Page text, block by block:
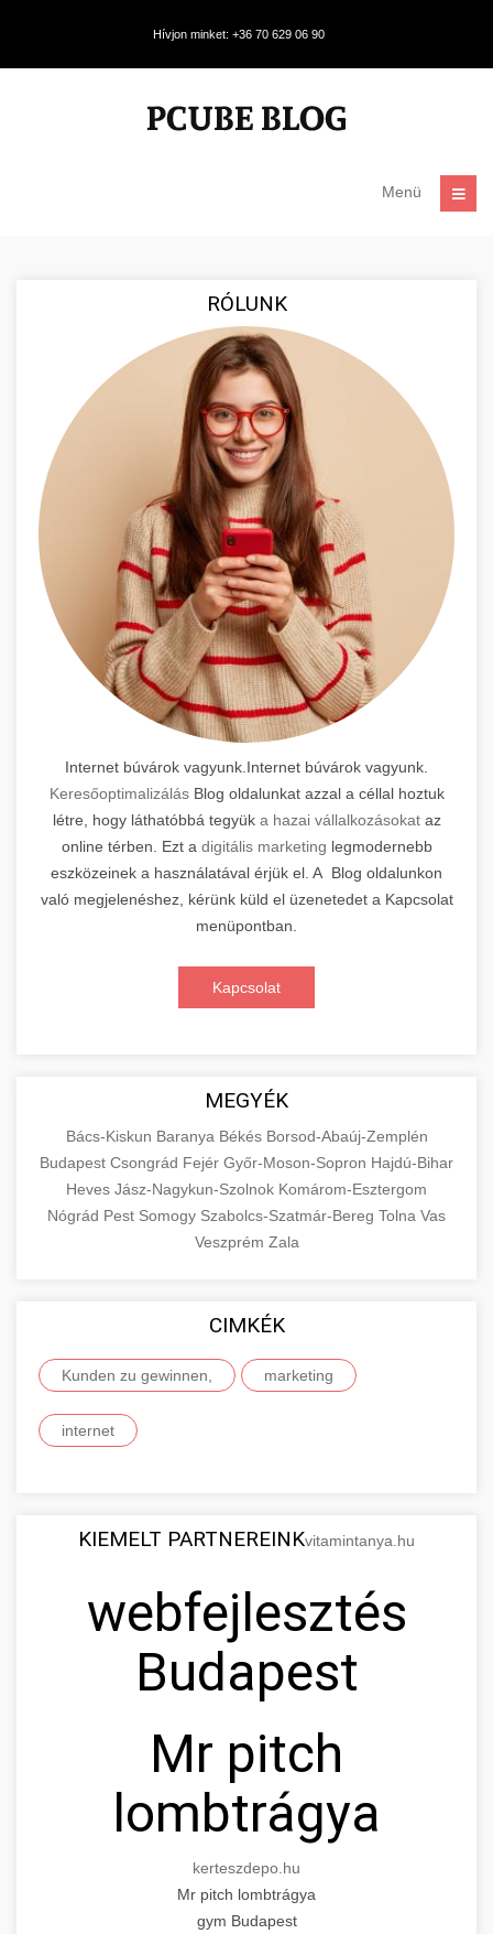
Hívjon minket: +36 70 629 06 90
Menü
RÓLUNK
Internet búvárok vagyunk.Internet búvárok vagyunk.
KeresőoptimalizálásBlog oldalunkat azzal a céllal hoztuk
létre, hogy láthatóbbá tegyük a hazai vállalkozásokataz
online térben. Ezt a digitális marketing legmodernebb
eszközeinek a használatával érjük el. A Blog oldalunkon
való megjelenéshez, kérünk küld el üzenetedet a Kapcsolat
menüpontban.
Kapcsolat
MEGYÉK
Bács-Kiskun Baranya Békés Borsod-Abaúj-Zemplén
Budapest Csongrád Fejér Győr-Moson-Sopron Hajdú-Bihar
Heves Jász-Nagykun-Szolnok Komárom-Esztergom
Nógrád Pest Somogy Szabolcs-Szatmár-Bereg Tolna Vas
Veszprém Zala
CIMKÉK
Kunden zu gewinnen, marketing
internet
KIEMELT PARTNEREINKvitamintanya.hu
webfejlesztés
Budapest
Mr pitch
lombtrágya
kerteszdepo.hu
Mr pitch lombtrágya
gym Budapest